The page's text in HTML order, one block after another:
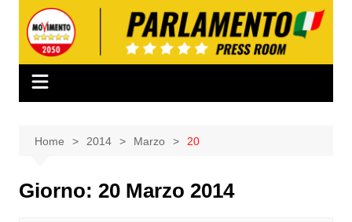
contenuto
Home 2014 Marzo 20
Giorno: 20 Marzo 2014